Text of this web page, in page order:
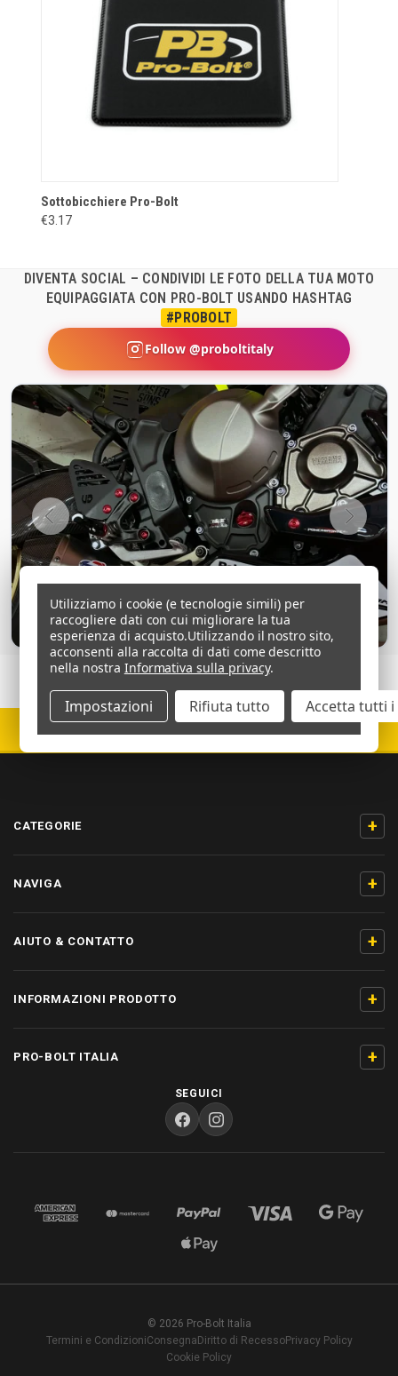
Sottobicchiere Pro-Bolt
€3.17
DIVENTA SOCIAL – CONDIVIDI LE FOTO DELLA TUA MOTO
EQUIPAGGIATA CON PRO-BOLT USANDO HASHTAG
#PROBOLT
Follow @proboltitaly
CATEGORIE +
NAVIGA +
AIUTO & CONTATTO +
INFORMAZIONI PRODOTTO +
PRO-BOLT ITALIA +
SEGUICI
© 2026 Pro-Bolt Italia
Termini e CondizioniConsegna Diritto di RecessoPrivacy Policy
Cookie Policy
Utilizziamo i cookie (e tecnologie simili) per
raccogliere dati con cui migliorare la tua
esperienza di acquisto.Utilizzando il nostro sito,
acconsenti alla raccolta di dati come descritto
nella nostra Informativa sulla privacy.
Impostazioni Rifiuta tutto Accetta tutti